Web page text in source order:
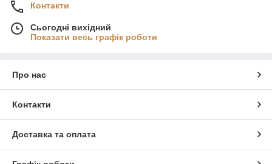
Контакти
Сьогодні вихідний
Показати весь графік роботи
Про нас
Контакти
Доставка та оплата